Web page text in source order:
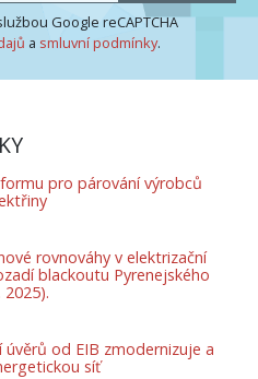
Google reCAPTCHA
a smluvní podmínky.
pro párování výrobců
rovnováhy v elektrizační
blackoutu Pyrenejského
úvěrů od EIB zmodernizuje a
síť